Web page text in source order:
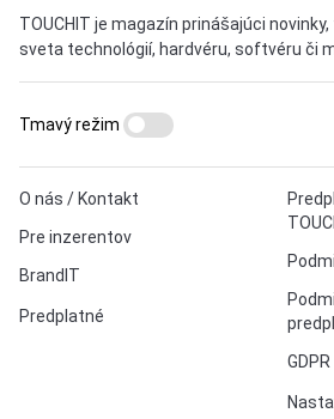
TOUCHIT je magazín prinášajúci
sveta technológií, hardvéru, softvéru či
O nás / Kontakt
Pre inzerentov
BrandIT
Predplatné
GDPR
Tmavý režim